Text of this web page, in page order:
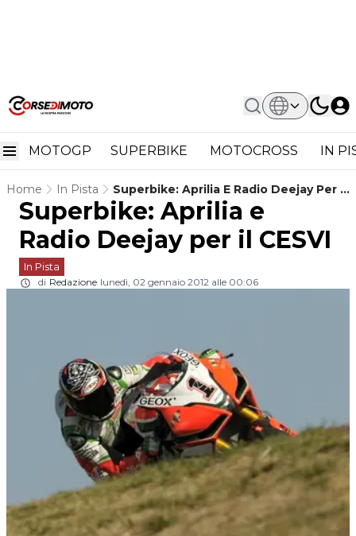
MOTOGP SUPERBIKE MOTOCROSS IN
Home In Pista
Superbike: Aprilia E Radio Deejay Per Il
CESVI
Superbike: Aprilia e
Radio Deejay per il CESVI
In Pista
di Redazione lunedì, 02 gennaio 2012 alle 00:06